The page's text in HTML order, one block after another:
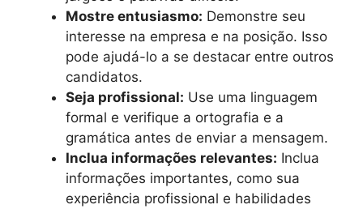
Mostre entusiasmo: Demonstre seu
interesse na empresa e na posição. Isso
pode ajudá-lo a se destacar entre outros
candidatos.
Seja profissional: Use uma linguagem
formal e verifique a ortografia e a
gramática antes de enviar a mensagem.
Inclua informações relevantes: Inclua
informações importantes, como sua
experiência profissional e habilidades